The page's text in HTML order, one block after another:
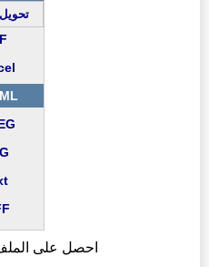
3) احصل على